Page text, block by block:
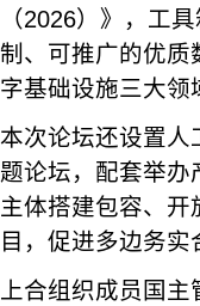
（2026）》，工
制、可推广的优质
字基础设施三大
本次论坛还设置
题论坛，配套举
主体搭建包容、
目，促进多边务实
上合组织成员国